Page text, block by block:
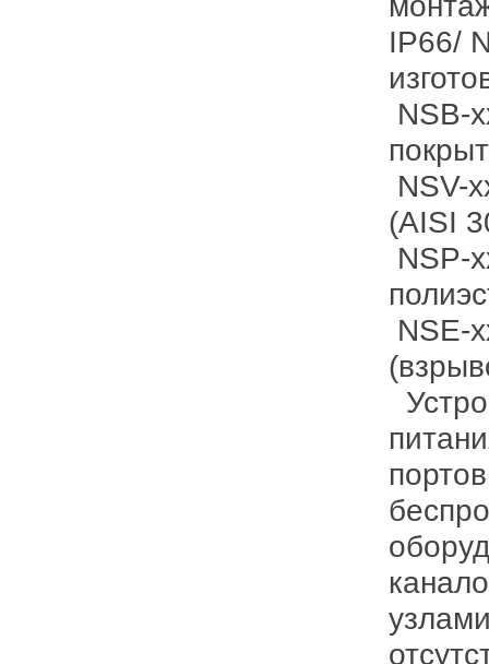
IP66/
NSB-
NSV-
(AISI
NSP-
NSE-